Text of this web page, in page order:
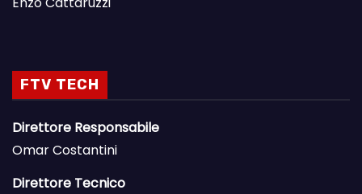
FTV TECH
Direttore Responsabile
Omar Costantini
Direttore Tecnico